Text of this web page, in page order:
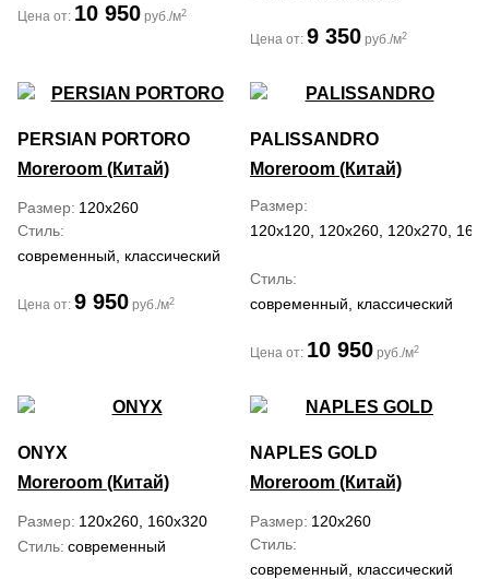
Цена от: 10 950 руб./м2
Цена от: 9 350 руб./м2
PERSIAN PORTORO
Moreroom (Китай)
Размер 120x260
Стиль
современный, классический
Цена от: 9 950 руб./м2
PALISSANDRO
Moreroom (Китай)
Размер
120x120, 120x260, 120x270,
Стиль
современный, классический
Цена от: 10 950 руб./м2
ONYX
Moreroom (Китай)
Размер 120x260, 160x320
Стиль современный
NAPLES GOLD
Moreroom (Китай)
Размер 120x260
Стиль
современный, классический